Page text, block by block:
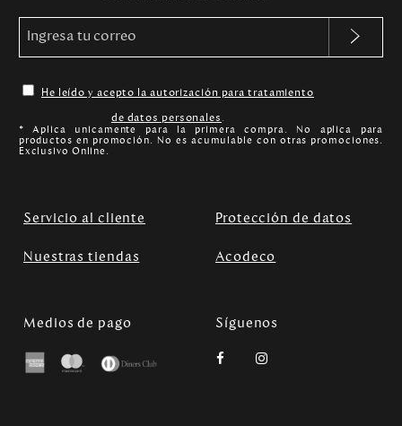
He leído y acepto la autorización para tratamiento
de datos personales.
* Aplica unicamente para la primera compra. No aplica para
productos en promoción. No es acumulable con otras promociones.
Exclusivo Online.
Servicio al cliente Protección de datos
Nuestras tiendas Acodeco
Medios de pago Síguenos